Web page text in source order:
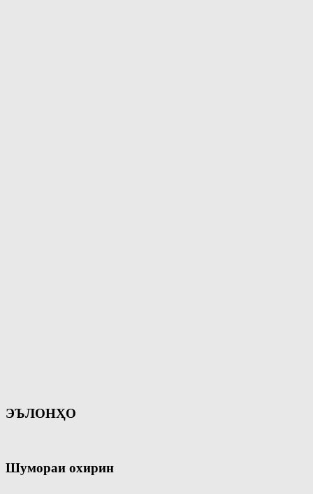
ЭЪЛОНҲО
Шумораи охирин